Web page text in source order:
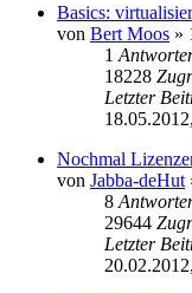
Basics:
von Bert Moos »
1
18228
Letzter
Nochmal
von Jabba-deHut
8
29644
Letzter